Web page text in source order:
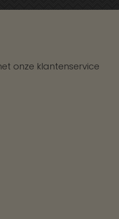
onze klantenservice